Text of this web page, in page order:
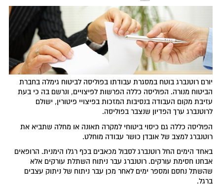
יורם רוטנברג בוטח במסגרת עבודתו בפוליסה לביטוח גימלה בחברת
הביטוח מנורה. הפוליסה כללה הפרשות לפיצויים, ונרשם בה כי בעת
עזיבת מקום העבודה בנסיבות המזכות בפיצויי פיטורין, ישולם
לרוטנברג ערך הפדיון שנצבר בפוליסה.
הפוליסה כללה גם כיסוי ביטוחי למקרה תאונה או מחלה שתביא את
רוטנברג למצב של אובדן כושר עבודה מוחלט.
באחד הימים החל רוטנברג לסבול מכאבים בכף רגלו הימנית. הרופאים
אבחנו חסימת עורקים. רוטנברג עבר ניתוח השתלת עורקים אלא
שהשתל נחסם ומספר ימים לאחר מכן עבר ניתוח של ניתוק עצבים
ברגל.